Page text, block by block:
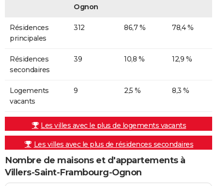
Ognon
Résidences
principales
312 86,7 % 78,4 %
Résidences
secondaires
39 10,8 % 12,9 %
Logements
vacants
9 2,5 % 8,3 %
Les villes avec le plus de logements vacants
Les villes avec le plus de résidences secondaires
Nombre de maisons et d'appartements à
Villers-Saint-Frambourg-Ognon